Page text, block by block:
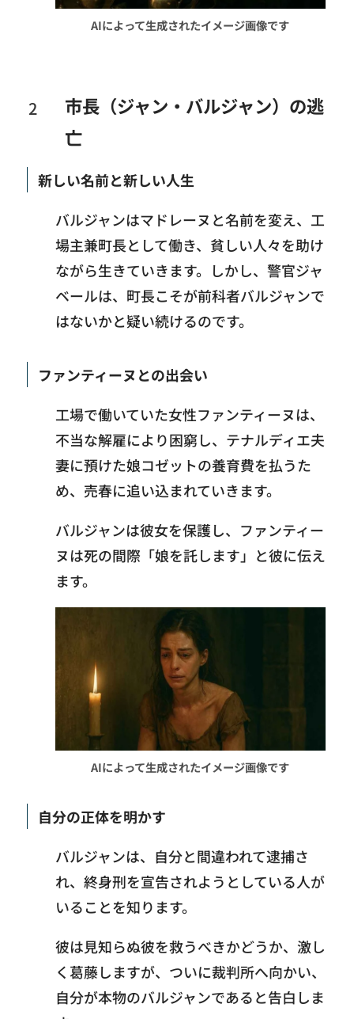
AIによって生成されたイメージ画像です
市長（ジャン・バルジャン）の逃
亡
新しい名前と新しい人生
バルジャンはマドレーヌと名前を変え、工
場主兼町長として働き、貧しい人々を助け
ながら生きていきます。しかし、警官ジャ
ベールは、町長こそが前科者バルジャンで
はないかと疑い続けるのです。
ファンティーヌとの出会い
工場で働いていた女性ファンティーヌは、
不当な解雇により困窮し、テナルディエ夫
妻に預けた娘コゼットの養育費を払うた
め、売春に追い込まれていきます。
バルジャンは彼女を保護し、ファンティー
ヌは死の間際「娘を託します」と彼に伝え
ます。
AIによって生成されたイメージ画像です
自分の正体を明かす
バルジャンは、自分と間違われて逮捕さ
れ、終身刑を宣告されようとしている人が
いることを知ります。
彼は見知らぬ彼を救うべきかどうか、激し
く葛藤しますが、ついに裁判所へ向かい、
自分が本物のバルジャンであると告白しま